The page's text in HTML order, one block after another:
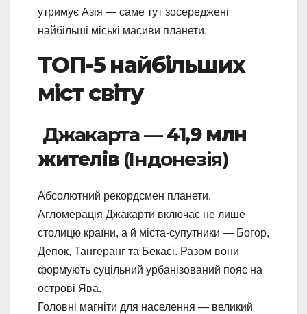
утримує Азія — саме тут зосереджені
найбільші міські масиви планети.
ТОП-5 найбільших
міст світу
Джакарта —41,9 млн
жителів(Індонезія)
Абсолютний рекордсмен планети.
Агломерація Джакарти включає не лише
столицю країни, а й міста-супутники — Богор,
Депок, Тангеранг та Бекасі. Разом вони
формують суцільний урбанізований пояс на
острові Ява.
Головні магніти для населення — великий